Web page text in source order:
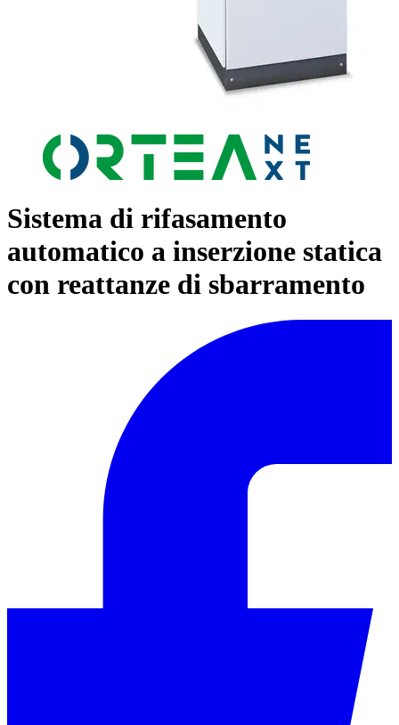
Sistema di rifasamento
automatico a inserzione statica
con reattanze di sbarramento